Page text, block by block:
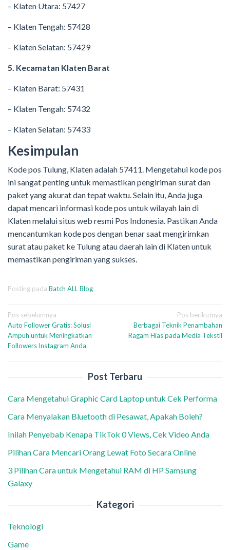
– Klaten Utara: 57427
– Klaten Tengah: 57428
– Klaten Selatan: 57429
5. Kecamatan Klaten Barat
– Klaten Barat: 57431
– Klaten Tengah: 57432
– Klaten Selatan: 57433
Kesimpulan
Kode pos Tulung, Klaten adalah 57411. Mengetahui kode pos
ini sangat penting untuk memastikan pengiriman surat dan
paket yang akurat dan tepat waktu. Selain itu, Anda juga
dapat mencari informasi kode pos untuk wilayah lain di
Klaten melalui situs web resmi Pos Indonesia. Pastikan Anda
mencantumkan kode pos dengan benar saat mengirimkan
surat atau paket ke Tulung atau daerah lain di Klaten untuk
memastikan pengiriman yang sukses.
Posting pada Batch ALL Blog
Navigasi
pos
Pos sebelumnya
Auto Follower Gratis: Solusi
Ampuh untuk Meningkatkan
Followers Instagram Anda
Pos berikutnya
Berbagai Teknik Penambahan
Ragam Hias pada Media Tekstil
Post Terbaru
Cara Mengetahui Graphic Card Laptop untuk Cek Performa
Cara Menyalakan Bluetooth di Pesawat, Apakah Boleh?
Inilah Penyebab Kenapa TikTok 0 Views, Cek Video Anda
Pilihan Cara Mencari Orang Lewat Foto Secara Online
3 Pilihan Cara untuk Mengetahui RAM di HP Samsung
Galaxy
Kategori
Teknologi
Game